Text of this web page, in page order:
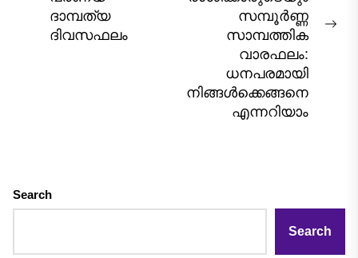
post:ദാമ്പത്യ
ദിവസഫലം
സമ്പൂർണ്ണ
സാമ്പത്തിക
വാരഫലം:
ധനപരമായി
നിങ്ങൾക്കെങ്ങനെ
എന്നറിയാം
Search
Search